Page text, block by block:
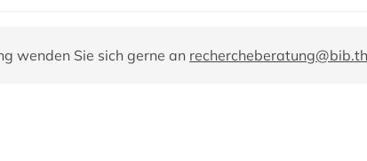
wenden Sie sich gerne an